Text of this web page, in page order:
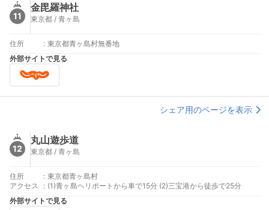
11
金毘羅神社
東京都 / 青ヶ島
住所 : 東京都青ヶ島村無番地
外部サイトで見る
シェア用のページを表示
12
丸山遊歩道
東京都 / 青ヶ島
住所 : 東京都青ヶ島村
アクセス
:
(1)青ヶ島ヘリポートから車で15分 (2)三宝港から徒歩で25分
外部サイトで見る